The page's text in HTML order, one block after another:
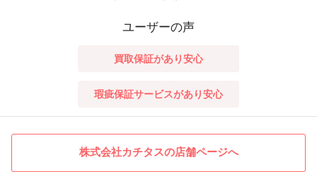
ユーザーの声
買取保証があり安心
瑕疵保証サービスがあり安心
株式会社カチタスの店舗ページへ